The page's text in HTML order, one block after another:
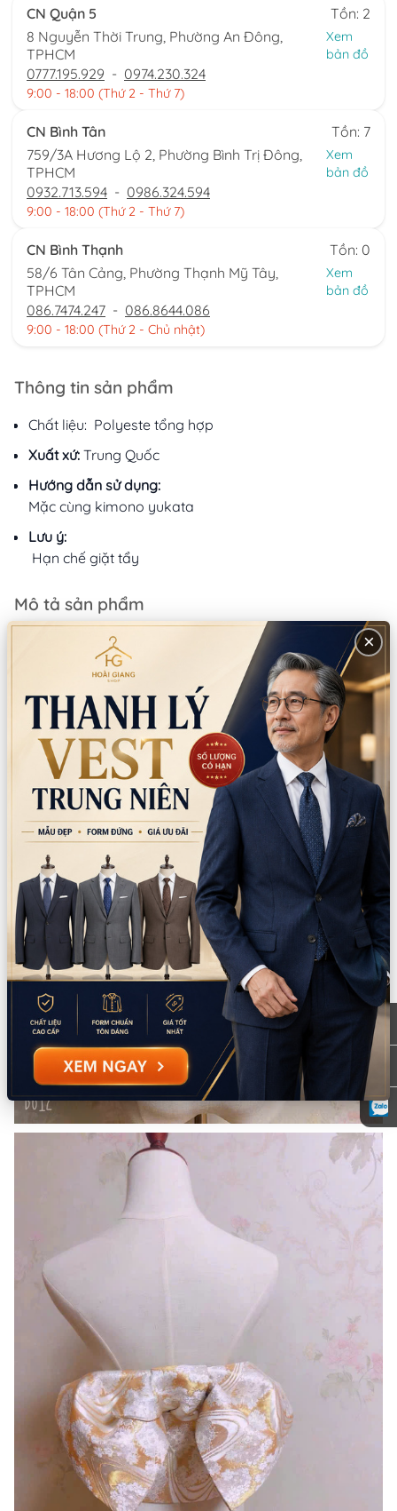
CN Quận 5
Tồn: 2
8 Nguyễn Thời Trung, Phường An Đông,
TPHCM
Xem
bản đồ
0777.195.929 - 0974.230.324
9:00 - 18:00 (Thứ 2 - Thứ 7)
CN Bình Tân
Tồn: 7
759/3A Hương Lộ 2, Phường Bình Trị Đông,
TPHCM
Xem
bản đồ
0932.713.594 - 0986.324.594
9:00 - 18:00 (Thứ 2 - Thứ 7)
CN Bình Thạnh
Tồn: 0
58/6 Tân Cảng, Phường Thạnh Mỹ Tây,
TPHCM
Xem
bản đồ
086.7474.247 - 086.8644.086
9:00 - 18:00 (Thứ 2 - Chủ nhật)
Thông tin sản phẩm
Chất liệu: Polyeste tổng hợp
Xuất xứ: Trung Quốc
Hướng dẫn sử dụng:
Mặc cùng kimono yukata
Lưu ý:
Hạn chế giặt tẩy
Mô tả sản phẩm
×